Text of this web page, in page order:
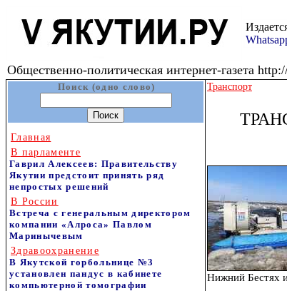
Общественно-политическая интернет-газета
Поиск (одно слово)
Главная
В парламенте
Гаврил Алексеев: Правительству
Якутии предстоит принять ряд
непростых решений
В России
Встреча с генеральным директором
компании «Алроса» Павлом
Маринычевым
Здравоохранение
В Якутской горбольнице №3
установлен пандус в кабинете
компьютерной томографии
Транспорт
Нижний Бестях